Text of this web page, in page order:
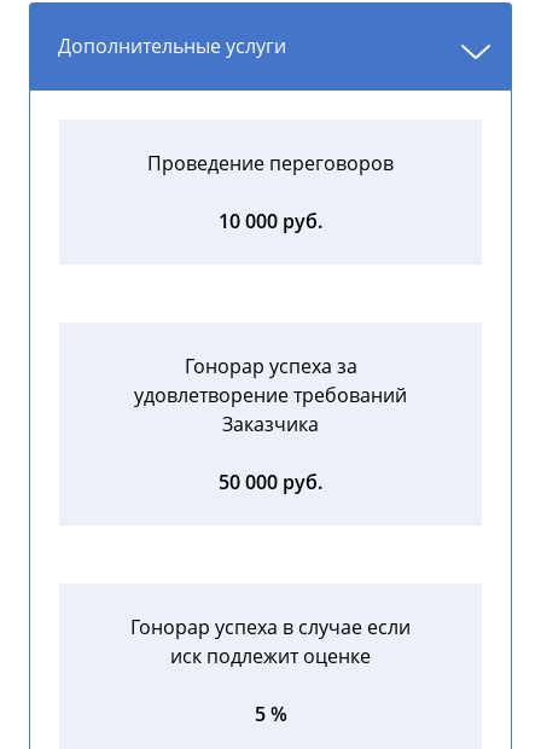
Дополнительные услуги
Проведение переговоров
10 000 руб.
Гонорар успеха за
удовлетворение требований
Заказчика
50 000 руб.
Гонорар успеха в случае если
иск подлежит оценке
5 %